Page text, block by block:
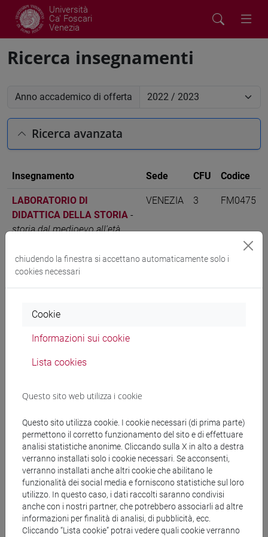
Università
Ca' Foscari
Venezia
Ricerca insegnamenti
Anno accademico di offerta
Ricerca avanzata
Insegnamento Sede CFU Codice
LABORATORIO DI
DIDATTICA DELLA STORIA -
storia dal medioevo all'età
VENEZIA 3 FM0475
Ricerca strutture
Ricerca pubblicazioni
Ricerca risorse bibliografiche
chiudendo la finestra si accettano automaticamente solo i
cookies necessari
Cookie
Informazioni sui cookie
Lista cookies
Questo sito web utilizza i cookie
Questo sito utilizza cookie. I cookie necessari (di prima parte)
permettono il corretto funzionamento del sito e di effettuare
analisi statistiche anonime. Cliccando sulla X in alto a destra
verranno installati solo i cookie necessari. Se acconsenti,
verranno installati anche altri cookie che abilitano le
funzionalità dei social media e forniscono statistiche sul loro
utilizzo. In questo caso, i dati raccolti saranno condivisi
anche con i nostri partner, che potrebbero associarli ad altre
informazioni per finalità di analisi, di pubblicità, ecc.
Cliccando “Lista cookie” potrai vedere quali cookie verranno